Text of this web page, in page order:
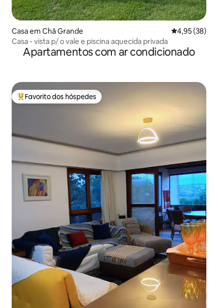
Casa em Chã Grande Classificação
4,95 (38)
Casa - vista p/ o vale e piscina aquecida privada
Apartamentos com ar condicionado
Favoritos dos hóspedes mais apreciados
Favorito dos hóspedes